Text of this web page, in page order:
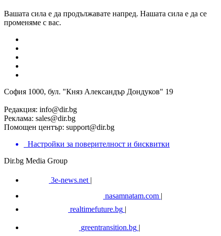
Вашата сила е да продължавате напред. Нашата сила е да се
променяме с вас.
София 1000, бул. "Княз Александър Дондуков" 19
Редакция: info@dir.bg
Реклама: sales@dir.bg
Помощен център: support@dir.bg
Настройки за поверителност и бисквитки
Dir.bg Media Group
3e-news.net |
nasamnatam.com |
realtimefuture.bg |
greentransition.bg |